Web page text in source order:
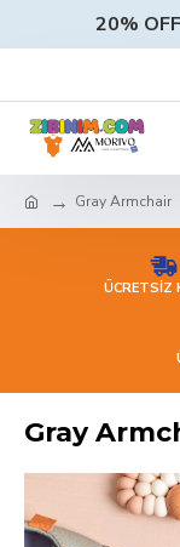
20% OFF
Gray Armchair
ÜCRETSİZ
Gray